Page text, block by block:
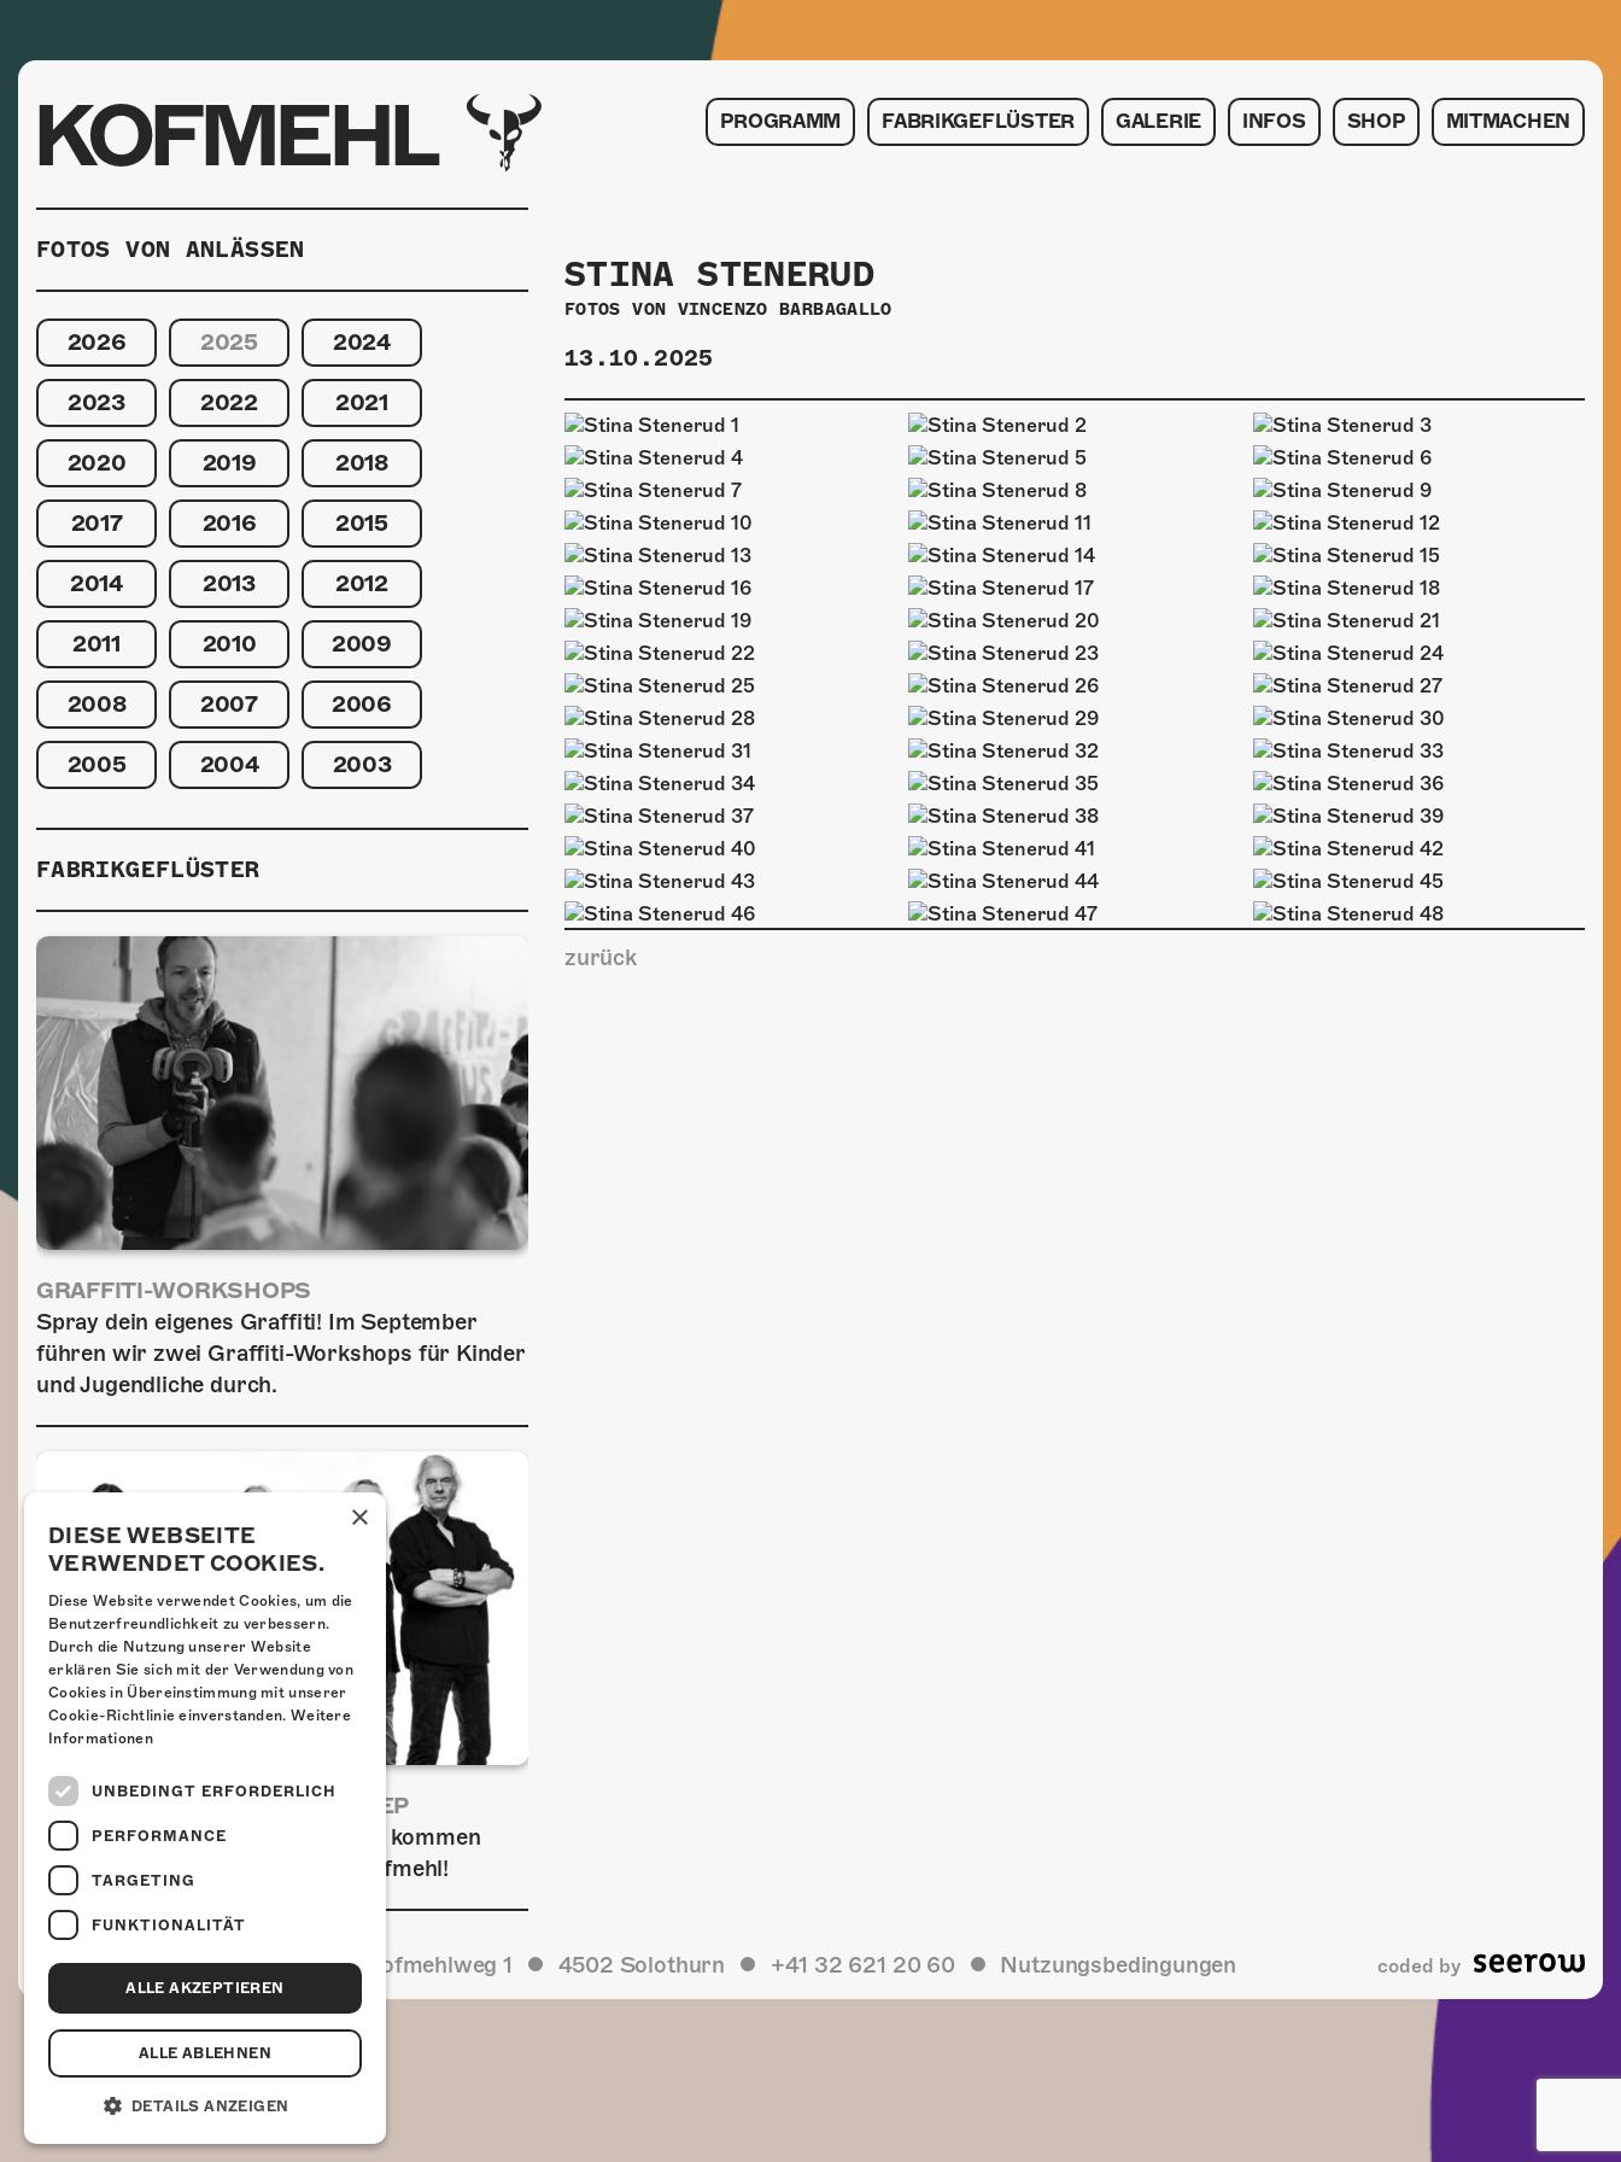
KOFMEHL PROGRAMM FABRIKGEFLÜSTER GALERIE INFOS SHOP MITMACHEN
STINA STENERUD
FOTOS VON VINCENZO BARBAGALLO
13.10.2025
zurück
FOTOS VON ANLÄSSEN
2026 2025 2024
2023 2022 2021
2020 2019 2018
2017 2016 2015
2014 2013 2012
2011 2010 2009
2008 2007 2006
2005 2004 2003
FABRIKGEFLÜSTER
GRAFFITI-WORKSHOPS
Spray dein eigenes Graffiti! Im September
führen wir zwei Graffiti-Workshops für Kinder
und Jugendliche durch.
FRISCH BESTÄTIGT: URIAH HEEP
Am Sonntag, 15. November 2026 kommen
Uriah Heep in die Kulturfabrik Kofmehl!
Kulturfabrik Kofmehl Kofmehlweg 1 4502 Solothurn +41 32 621 20 60 Nutzungsbedingungen coded by
×
DIESE WEBSEITE
VERWENDET COOKIES.
Diese Website verwendet Cookies, um die
Benutzerfreundlichkeit zu verbessern.
Durch die Nutzung unserer Website
erklären Sie sich mit der Verwendung von
Cookies in Übereinstimmung mit unserer
Cookie-Richtlinie einverstanden. Weitere
Informationen
UNBEDINGT ERFORDERLICH
PERFORMANCE
TARGETING
FUNKTIONALITÄT
ALLE AKZEPTIEREN
ALLE ABLEHNEN
DETAILS ANZEIGEN